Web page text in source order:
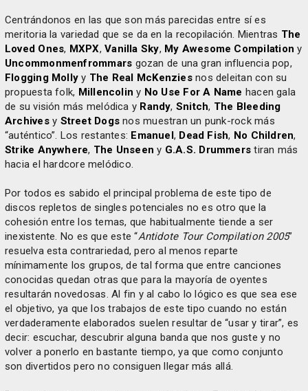
Centrándonos en las que son más parecidas entre sí es
meritoria la variedad que se da en la recopilación. Mientras The
Loved Ones, MXPX,Vanilla Sky, My Awesome Compilation y
Uncommonmenfrommars gozan de una gran influencia pop,
Flogging Molly y The Real McKenziesnos deleitan con su
propuesta folk, Millencolin y No Use For A Name hacen gala
de su visión más melódica y Randy, Snitch, The Bleeding
Archivesy Street Dogsnos muestran un punk-rock más
“auténtico”. Los restantes: Emanuel, Dead Fish, No Children,
Strike Anywhere, The Unseen y G.A.S. Drummers tiran más
hacia el hardcore melódico.
Por todos es sabido el principal problema de este tipo de
discos repletos de singles potenciales no es otro que la
cohesión entre los temas, que habitualmente tiende a ser
inexistente. No es que este “Antidote Tour Compilation 2005”
resuelva esta contrariedad, pero al menos reparte
mínimamente los grupos, de tal forma que entre canciones
conocidas quedan otras que para la mayoría de oyentes
resultarán novedosas. Al fin y al cabo lo lógico es que sea ese
el objetivo, ya que los trabajos de este tipo cuando no están
verdaderamente elaborados suelen resultar de “usar y tirar”, es
decir: escuchar, descubrir alguna banda que nos guste y no
volver a ponerlo en bastante tiempo, ya que como conjunto
son divertidos pero no consiguen llegar más allá.